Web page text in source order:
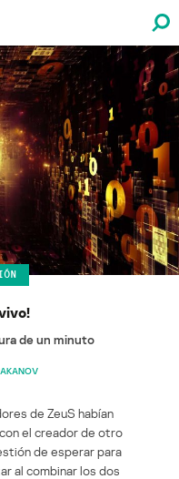
de un minuto
de ZeuS habían
el creador de otro
de esperar para
al combinar los dos